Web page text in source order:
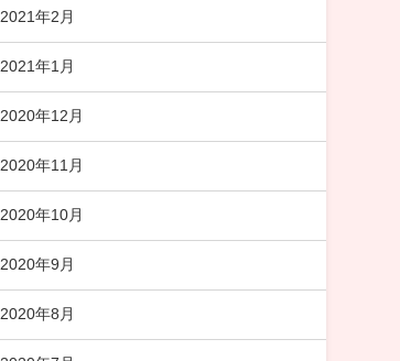
2021年2月
2021年1月
2020年12月
2020年11月
2020年10月
2020年9月
2020年8月